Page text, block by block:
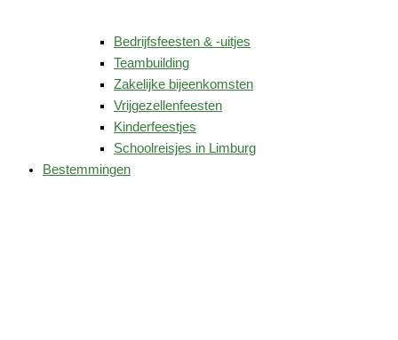
Bedrijfsfeesten & -uitjes
Teambuilding
Zakelijke bijeenkomsten
Vrijgezellenfeesten
Kinderfeestjes
Schoolreisjes in Limburg
Bestemmingen